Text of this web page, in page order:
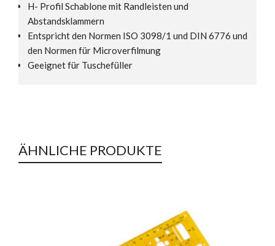
H- Profil Schablone mit Randleisten und
Abstandsklammern
Entspricht den Normen ISO 3098/1 und DIN 6776 und
den Normen für Microverfilmung
Geeignet für Tuschefüller
ÄHNLICHE PRODUKTE